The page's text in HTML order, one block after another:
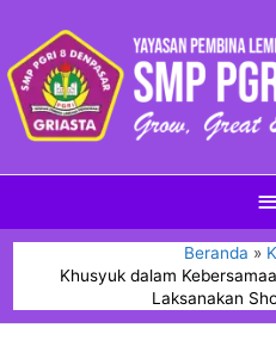
Beranda
Khusyuk dalam
Laksanakan